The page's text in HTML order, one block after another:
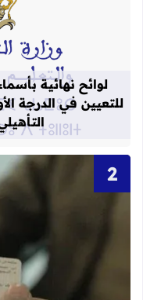
لوائح نهائية
للتعيين في الدرجة